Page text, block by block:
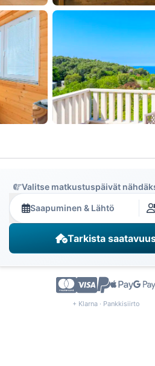
Valitse matkustuspäivät
Saapuminen & Lähtö
Tarkista
+ Klarna · Pankkisiirto